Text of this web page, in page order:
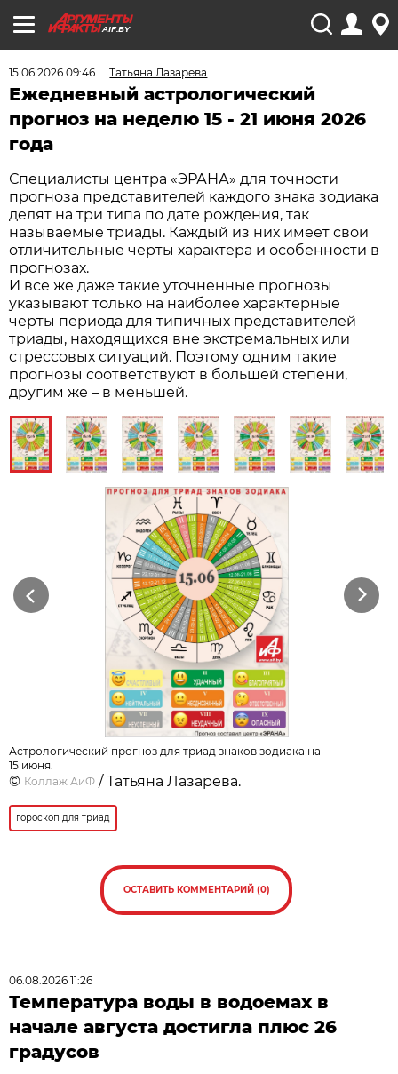
AIF.BY
15.06.2026 09:46 Татьяна Лазарева
Ежедневный астрологический
прогноз на неделю 15 - 21 июня 2026
года
Специалисты центра «ЭРАНА» для точности
прогноза представителей каждого знака зодиака
делят на три типа по дате рождения, так
называемые триады. Каждый из них имеет свои
отличительные черты характера и особенности в
прогнозах.
И все же даже такие уточненные прогнозы
указывают только на наиболее характерные
черты периода для типичных представителей
триады, находящихся вне экстремальных или
стрессовых ситуаций. Поэтому одним такие
прогнозы соответствуют в большей степени,
другим же – в меньшей.
Previous Next
Астрологический прогноз для триад знаков зодиака на
15 июня.
© Коллаж АиФ / Татьяна Лазарева.
гороскоп для триад
ОСТАВИТЬ КОММЕНТАРИЙ (0)
06.08.2026 11:26
Температура воды в водоемах в
начале августа достигла плюс 26
градусов